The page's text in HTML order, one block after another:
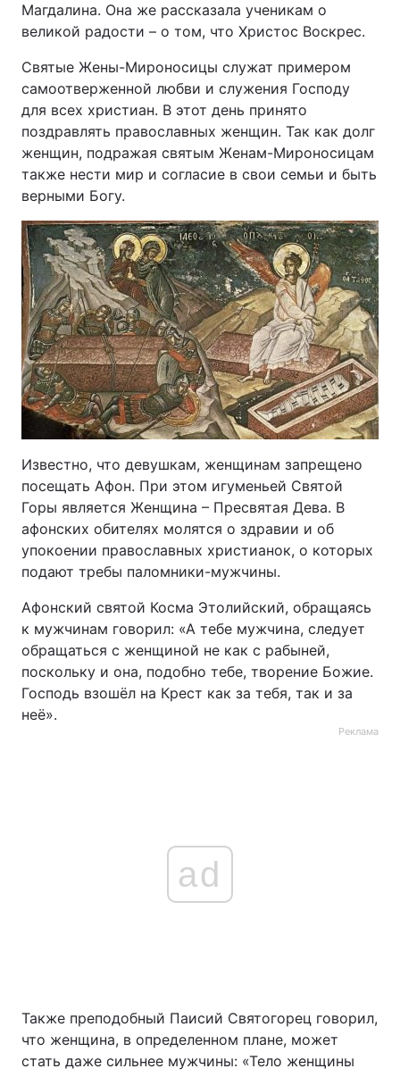
Магдалина. Она же рассказала ученикам о
великой радости – о том, что Христос Воскрес.
Святые Жены-Мироносицы служат примером
самоотверженной любви и служения Господу
для всех христиан. В этот день принято
поздравлять православных женщин. Так как долг
женщин, подражая святым Женам-Мироносицам
также нести мир и согласие в свои семьи и быть
верными Богу.
Известно, что девушкам, женщинам запрещено
посещать Афон. При этом игуменьей Святой
Горы является Женщина – Пресвятая Дева. В
афонских обителях молятся о здравии и об
упокоении православных христианок, о которых
подают требы паломники-мужчины.
Афонский святой Косма Этолийский, обращаясь
к мужчинам говорил: «А тебе мужчина, следует
обращаться с женщиной не как с рабыней,
поскольку и она, подобно тебе, творение Божие.
Господь взошёл на Крест как за тебя, так и за
неё».
Реклама
ad
Также преподобный Паисий Святогорец говорил,
что женщина, в определенном плане, может
стать даже сильнее мужчины: «Тело женщины